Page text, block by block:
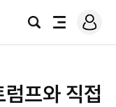
검
전
로
그
프와 직접